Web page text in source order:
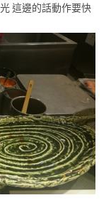
這邊的話動作要快